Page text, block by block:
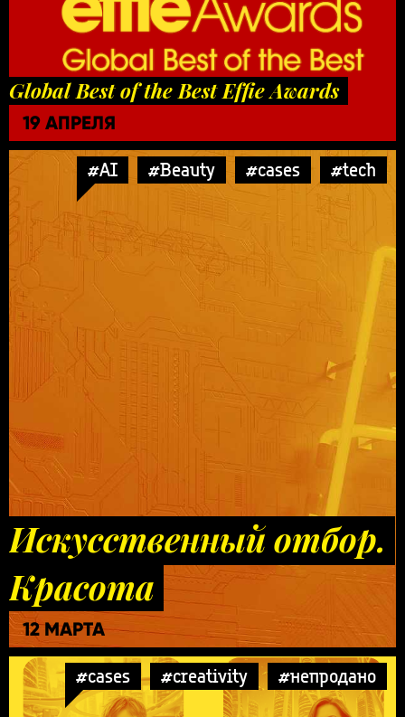
Global Best of the Best Effie Awards
19 АПРЕЛЯ
#AI #Beauty #cases #tech
Искусственный отбор.
Красота
12 МАРТА
#cases #creativity #непродано